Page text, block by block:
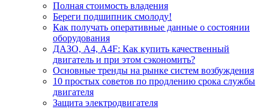
Полная стоимость владения
Береги подшипник смолоду!
Как получать оперативные данные о состоянии
оборудования
ДАЗО, А4, А4F: Как купить качественный
двигатель и при этом сэкономить?
Основные тренды на рынке систем возбуждения
10 простых советов по продлению срока службы
двигателя
Защита электродвигателя